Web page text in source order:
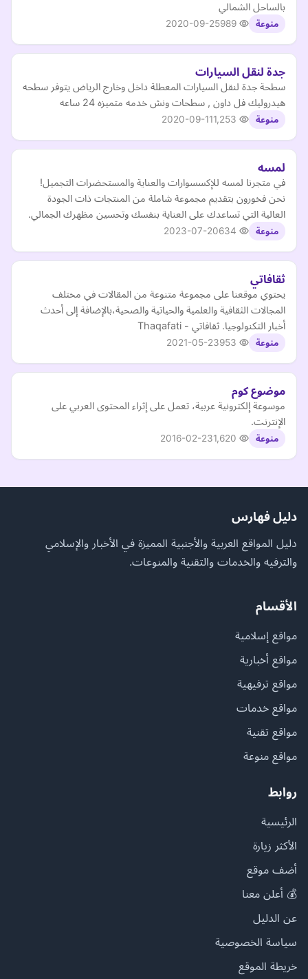
بالساحل الشمالي
منوعة 2020-09-25
جدة لنقل السيارات
سطحة جدة لنقل السيارات المعطلة داخل وخارج الرياض يتوفر سطحه
هيدروليك فل داون , سطحات ونش خدمه متميزه 24 ساعه
منوعة 2020-09-11
لمسه
في متجرنا لمسه للإكسسوارات والعناية والمستحضرات التجميل!
نحن فخورون بتقديم مجموعة شاملة من المنتجات ذات الجودة
العالية التي تساعدك على العناية بنفسك وتحسين مظهرك الجمالي.
منوعة 2023-07-20
ثقافاتي
يحتوي موقعنا على مجموعة متنوعة من المقالات في مختلف
المجالات الثقافية والعلمية والحياتية والصحية،بالإضافة إلى أحدث
أخبار التكنولوجيا. ثقافاتي - Thaqafati
منوعة 2021-05-23
موضوع كوم
موسوعة إلكترونية عربية، تعمل على إثراء المحتوى العربي على
الإنترنت.
منوعة 2016-02-23
دليل فهارس
دليل المواقع العربية والأجنبية المميزة في الأخبار والإسلامي
والترفيه والخدمات والتقنية والمنوعات.
الأقسام
مواقع إسلامية
مواقع أخبارية
مواقع ترفيهية
مواقع خدمات
مواقع تقنية
مواقع منوعة
روابط
الرئيسية
الأكثر زيارة
أضف موقع
💰 أعلن معنا
عن الدليل
سياسة الخصوصية
خريطة الموقع